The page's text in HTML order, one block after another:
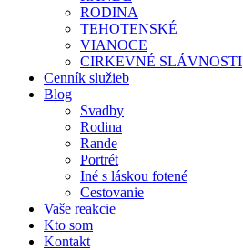
RODINA
TEHOTENSKÉ
VIANOCE
CIRKEVNÉ SLÁVNOSTI
Cenník služieb
Blog
Svadby
Rodina
Rande
Portrét
Iné s láskou fotené
Cestovanie
Vaše reakcie
Kto som
Kontakt